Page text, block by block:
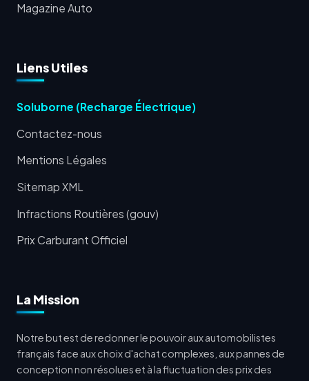
Magazine Auto
Liens Utiles
Soluborne (Recharge Électrique)
Contactez-nous
Mentions Légales
Sitemap XML
Infractions Routières (gouv)
Prix Carburant Officiel
La Mission
Notre but est de redonner le pouvoir aux automobilistes
français face aux choix d'achat complexes, aux pannes de
conception non résolues et à la fluctuation des prix des